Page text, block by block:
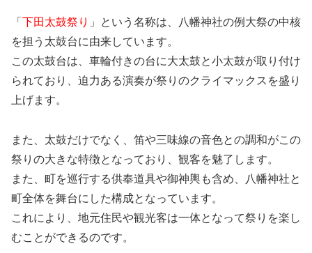
「 下田太鼓祭り 」という名称は、八幡神社の例大祭の中核
を担う太鼓台に由来しています。
この太鼓台は、車輪付きの台に大太鼓と小太鼓が取り付け
られており、迫力ある演奏が祭りのクライマックスを盛り
上げます。
また、太鼓だけでなく、笛や三味線の音色との調和がこの
祭りの大きな特徴となっており、観客を魅了します。
また、町を巡行する供奉道具や御神輿も含め、八幡神社と
町全体を舞台にした構成となっています。
これにより、地元住民や観光客は一体となって祭りを楽し
むことができるのです。